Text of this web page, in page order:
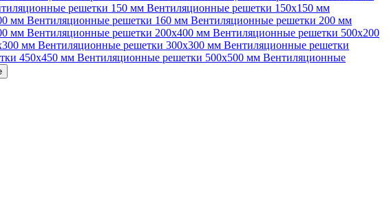
решетки 150 мм Вентиляционные решетки 150х150 мм
мм Вентиляционные решетки 160 мм Вентиляционные решетки 200 мм
мм Вентиляционные решетки 200х400 мм Вентиляционные решетки 500х200
мм Вентиляционные решетки 300х300 мм Вентиляционные решетки
450х450 мм Вентиляционные решетки 500х500 мм Вентиляционные